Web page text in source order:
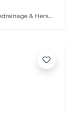
Luxe Compressieboots Professionele Lymfedrainage & Herstel Deze luxe compressieboots zijn gebaseerd op geavanceerde lymfedrainage- en pressotherapie-technieken, zoals toegepast in de sport- en herstelbranche. Door middel van gecontroleerde, ritmische luchtdruk wordt de bloedsomloop gestimuleerd en wordt de natuurlijke afvoer van vocht ondersteund. De behandeling ondersteunt bij: Het verminderen van vochtophoping (oedeem) In combinatie met Neocare Elite / Care+ kan dit het resultaat verder versterken. Het verlichten van zware, vermoeide benen Het ondersteunen van spierherstel na intensieve training Het bevorderen van ontspanning en algemeen comfort Voor wie geschikt? Ideaal voor: Sporters Mensen met een staand of zittend beroep Cliënten met neiging tot vochtretentie Iedereen die zijn benen een effectief herstelmoment wil geven